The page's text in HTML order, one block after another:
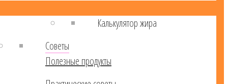
Калькулятор жира
Советы
Полезные продукты